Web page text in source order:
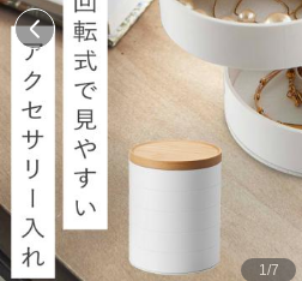
1/7